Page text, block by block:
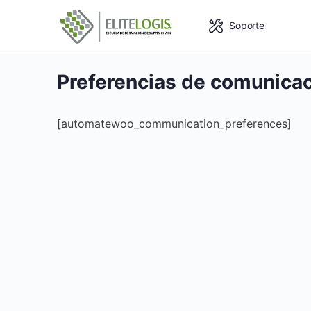
Soporte
Preferencias de
[automatewoo_communication_preferences]